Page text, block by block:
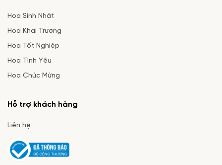
Hoa Sinh Nhật
Hoa Khai Trương
Hoa Tốt Nghiệp
Hoa Tình Yêu
Hoa Chúc Mừng
Hỗ trợ khách hàng
Liên hệ